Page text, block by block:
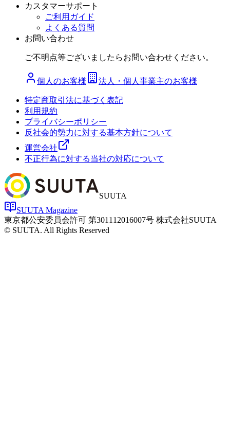
カスタマーサポート
ご利用ガイド
よくある質問
お問い合わせ
ご不明点等ございましたらお問い合わせください。
個人のお客様 法人・個人事業主のお客様
特定商取引法に基づく表記
利用規約
プライバシーポリシー
反社会的勢力に対する基本方針について
運営会社
不正行為に対する当社の対応について
SUUTA
SUUTA Magazine
東京都公安委員会許可 第301112016007号 株式会社SUUTA
© SUUTA. All Rights Reserved